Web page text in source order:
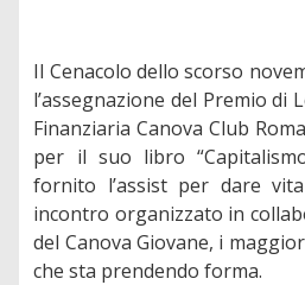
Il Cenacolo dello scorso
l’assegnazione del Premio di
Finanziaria Canova Club
per il suo libro
fornito l’assist per dare
incontro organizzato in
del Canova Giovane, i
che sta prendendo forma.